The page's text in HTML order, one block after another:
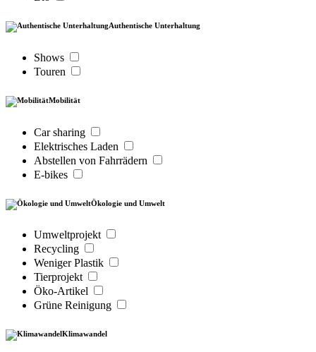
Authentische Unterhaltung
Shows
Touren
Mobilität
Car sharing
Elektrisches Laden
Abstellen von Fahrrädern
E-bikes
Ökologie und Umwelt
Umweltprojekt
Recycling
Weniger Plastik
Tierprojekt
Öko-Artikel
Grüne Reinigung
Klimawandel